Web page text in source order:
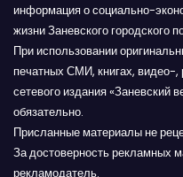
информация о социально-
жизни Заневского городского
При использовании
печатных СМИ, книгах,
сетевого издания «Заневский
обязательно.
Присланные материалы не
За достоверность рекламных
рекламодатель.